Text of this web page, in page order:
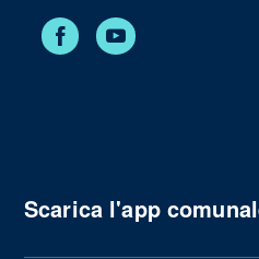
Facebook
Scarica l'app